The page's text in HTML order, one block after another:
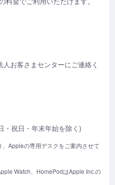
お客さまセンターにご連絡く
・祝日・年末年始を除く)
Appleの専用デスクをご案内させて
Watch、HomePodはApple Inc.の